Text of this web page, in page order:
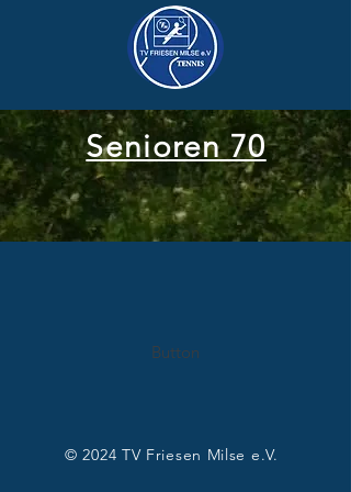
Senioren 70
Button
© 2024 TV Friesen Milse e.V.